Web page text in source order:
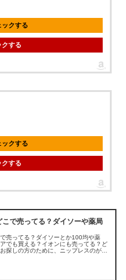
クする
クする
クする
クする
こで売ってる？ダイソーや薬局
売ってる？ダイソーとか100均や薬
でも買える？イオンにも売ってる？ど
探しの方のために、ニップレスのが売